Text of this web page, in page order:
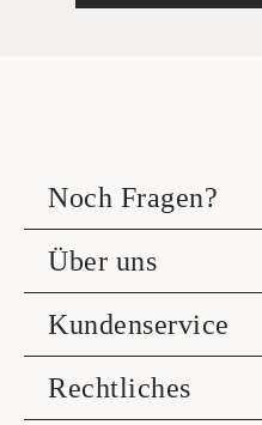
Noch Fragen?
Über uns
Kundenservice
Rechtliches